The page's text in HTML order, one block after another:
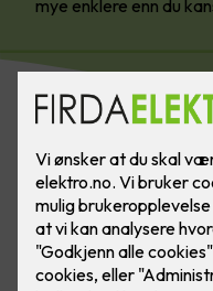
mye enklere enn du